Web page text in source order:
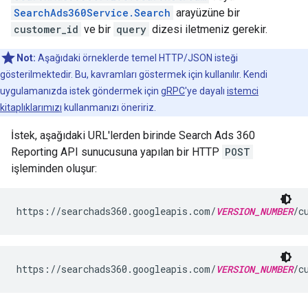
SearchAds360Service.Search arayüzüne bir
customer_id ve bir query dizesi iletmeniz gerekir.
Not: Aşağıdaki örneklerde temel HTTP/JSON isteği
gösterilmektedir. Bu, kavramları göstermek için kullanılır. Kendi
uygulamanızda istek göndermek için gRPC'ye dayalı istemci
kitaplıklarımızı kullanmanızı öneririz.
İstek, aşağıdaki URL'lerden birinde Search Ads 360
Reporting API sunucusuna yapılan bir HTTP POST
işleminden oluşur:
https://searchads360.googleapis.com/VERSION_NUMBER/
https://searchads360.googleapis.com/VERSION_NUMBER/